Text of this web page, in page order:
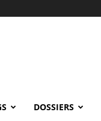
DOSSIERS